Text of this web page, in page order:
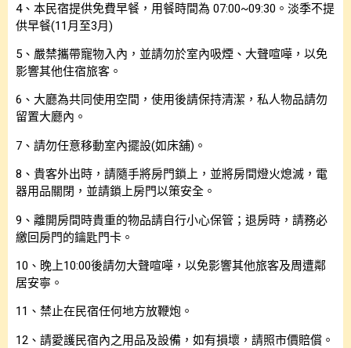
4、本民宿提供免費早餐，用餐時間為 07:00~09:30。淡季不提
供早餐(11月至3月)
5、嚴禁攜帶寵物入內，並請勿於室內吸煙、大聲喧嘩，以免
影響其他住宿旅客。
6、大廳為共同使用空間，使用後請保持清潔，私人物品請勿
留置大廳內。
7、請勿任意移動室內擺設(如床舖)。
8、貴客外出時，請隨手將房門鎖上，並將房間燈火熄滅，電
器用品關閉，並請鎖上房門以策安全。
9、離開房間時貴重的物品請自行小心保管；退房時，請務必
繳回房門的鑰匙門卡。
10、晚上10:00後請勿大聲喧嘩，以免影響其他旅客及周遭鄰
居安寧。
11、禁止在民宿任何地方放鞭炮。
12、請愛護民宿內之用品及設備，如有損壞，請照市價賠償。